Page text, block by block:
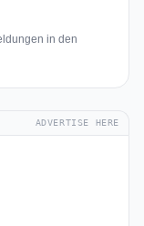
in den
ADVERTISE HERE